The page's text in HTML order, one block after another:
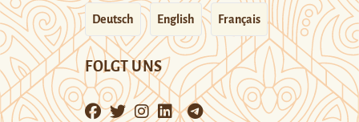
Deutsch English Français
FOLGT UNS